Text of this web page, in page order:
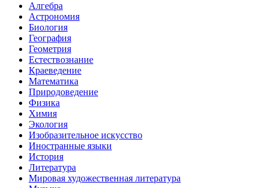
Алгебра
Астрономия
Биология
География
Геометрия
Естествознание
Краеведение
Математика
Природоведение
Физика
Химия
Экология
Изобразительное искусство
Иностранные языки
История
Литература
Мировая художественная литература